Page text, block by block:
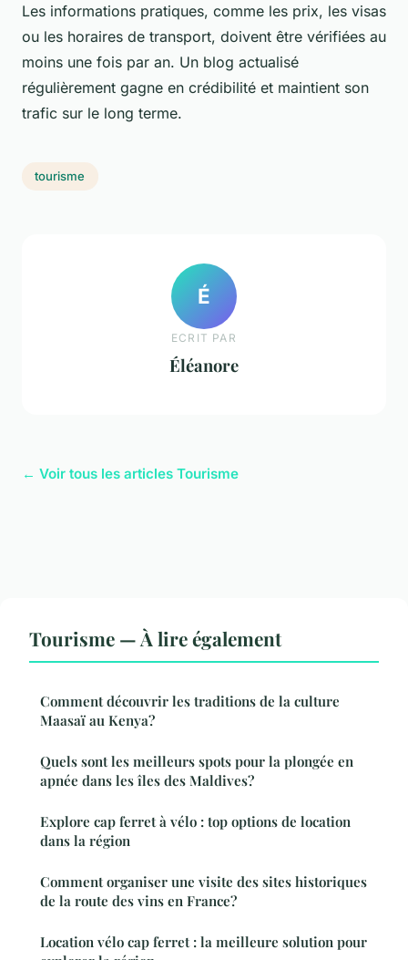
Les informations pratiques, comme les prix, les visas
ou les horaires de transport, doivent être vérifiées au
moins une fois par an. Un blog actualisé
régulièrement gagne en crédibilité et maintient son
trafic sur le long terme.
tourisme
É
ECRIT PAR
Éléanore
← Voir tous les articles Tourisme
Tourisme — À lire également
Comment découvrir les traditions de la culture
Maasaï au Kenya?
Quels sont les meilleurs spots pour la plongée en
apnée dans les îles des Maldives?
Explore cap ferret à vélo : top options de location
dans la région
Comment organiser une visite des sites historiques
de la route des vins en France?
Location vélo cap ferret : la meilleure solution pour